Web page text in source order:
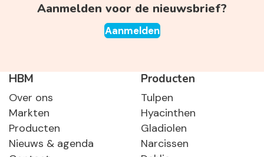
Aanmelden voor de nieuwsbrief?
Aanmelden
HBM
Over ons
Markten
Producten
Nieuws & agenda
Producten
Tulpen
Hyacinthen
Gladiolen
Narcissen